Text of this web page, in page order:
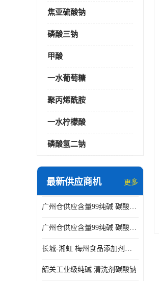
焦亚硫酸钠
磷酸三钠
甲酸
一水葡萄糖
聚丙烯酰胺
一水柠檬酸
磷酸氢二钠
最新供应商机 更多
广州仓供应含量99纯碱 碳酸钠 工业级99含量水处理 酸类中和
广州仓供应含量99纯碱 碳酸钠 工业级99含量水处理 生活洗涤
长城-湘虹 梅州食品添加剂焦亚硫酸钠 作防腐剂
韶关工业级纯碱 清洗剂碳酸钠